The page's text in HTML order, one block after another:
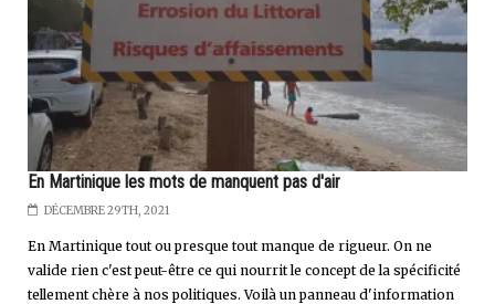
En Martinique les mots de manquent pas d'air
DÉCEMBRE 29TH, 2021
En Martinique tout ou presque tout manque de rigueur. On ne
valide rien c'est peut-être ce qui nourrit le concept de la spécificité
tellement chère à nos politiques. Voilà un panneau d'information